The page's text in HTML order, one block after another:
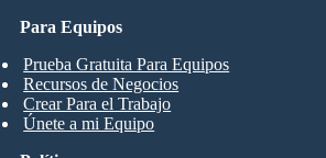
Para Equipos
Prueba Gratuita Para Equipos
Recursos de Negocios
Crear Para el Trabajo
Únete a mi Equipo